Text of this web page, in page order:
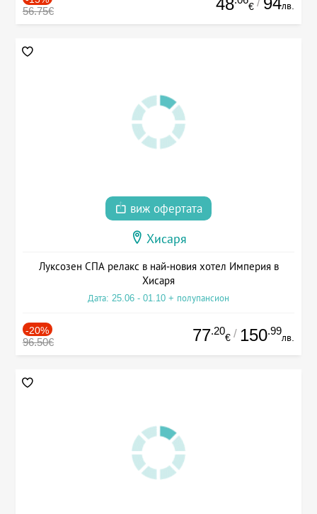
56.75€ 48 € лв.
виж офертата
Хисаря
Луксозен СПА релакс в най-новия хотел Империя в
Хисаря
Дата: 25.06 - 01.10 + полупансион
-20%
96.50€ 77.20
€ / 150.99
лв.